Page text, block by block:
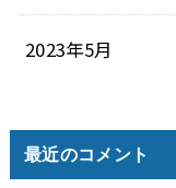
2023年5月
最近のコメント